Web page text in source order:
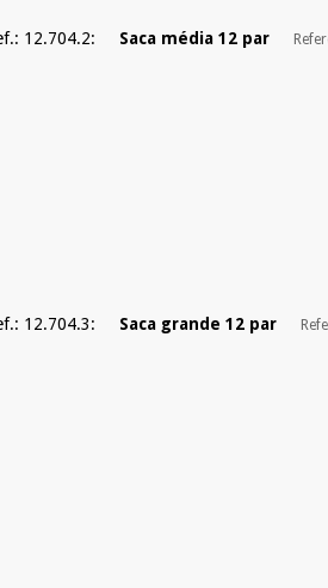
12.704.2: Saca média 12 par
12.704.3: Saca grande 12 par